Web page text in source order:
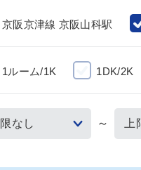
京阪京津線 京阪山科駅
1ルーム/1K 1DK/2K
～